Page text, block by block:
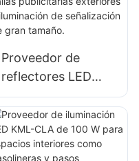
FL2C de 1000 W.
Proveedor de
reflectores LED
KML-FL20 de 50 W
para vallas
publicitarias
exteriores e